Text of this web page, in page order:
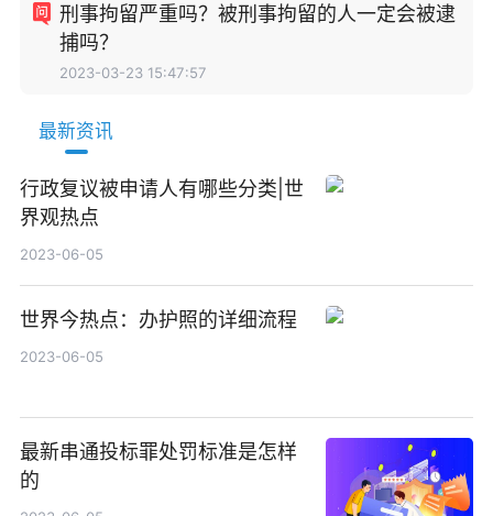
刑事拘留严重吗？被刑事拘留的人一定会被逮
捕吗？
2023-03-23 15:47:57
最新资讯
行政复议被申请人有哪些分类|世
界观热点
2023-06-05
世界今热点：办护照的详细流程
2023-06-05
最新串通投标罪处罚标准是怎样
的